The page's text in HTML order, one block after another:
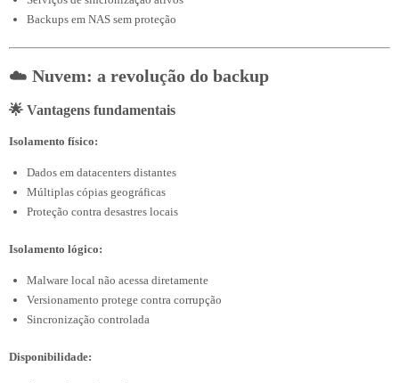
Backups em NAS sem proteção
☁️ Nuvem: a revolução do backup
🌟 Vantagens fundamentais
Isolamento físico:
Dados em datacenters distantes
Múltiplas cópias geográficas
Proteção contra desastres locais
Isolamento lógico:
Malware local não acessa diretamente
Versionamento protege contra corrupção
Sincronização controlada
Disponibilidade: